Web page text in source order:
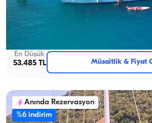
8 Kabinli 16 Kişilik Gulet ile Kekova’nın
Kaptanlı
Seyir 16 Kişi · 8 Kabin · 23.00m
En Düşük
53.485 TL
Müsaitlik & Fiyat
Anında Rezervasyon
%6 indirim